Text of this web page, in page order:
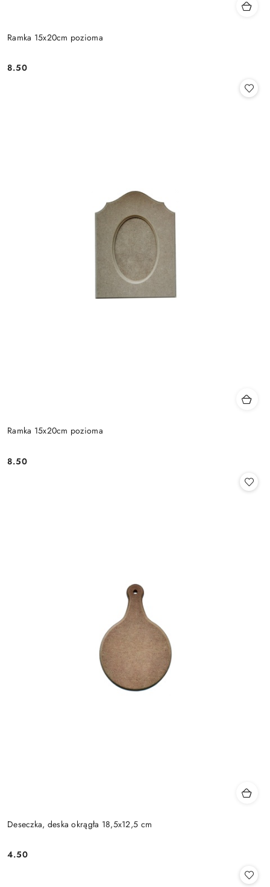
Ramka 15x20cm pozioma
Cena:
8.50
Ramka 15x20cm pozioma
Cena:
8.50
Deseczka, deska okrągła 18,5x12,5 cm
Cena:
4.50